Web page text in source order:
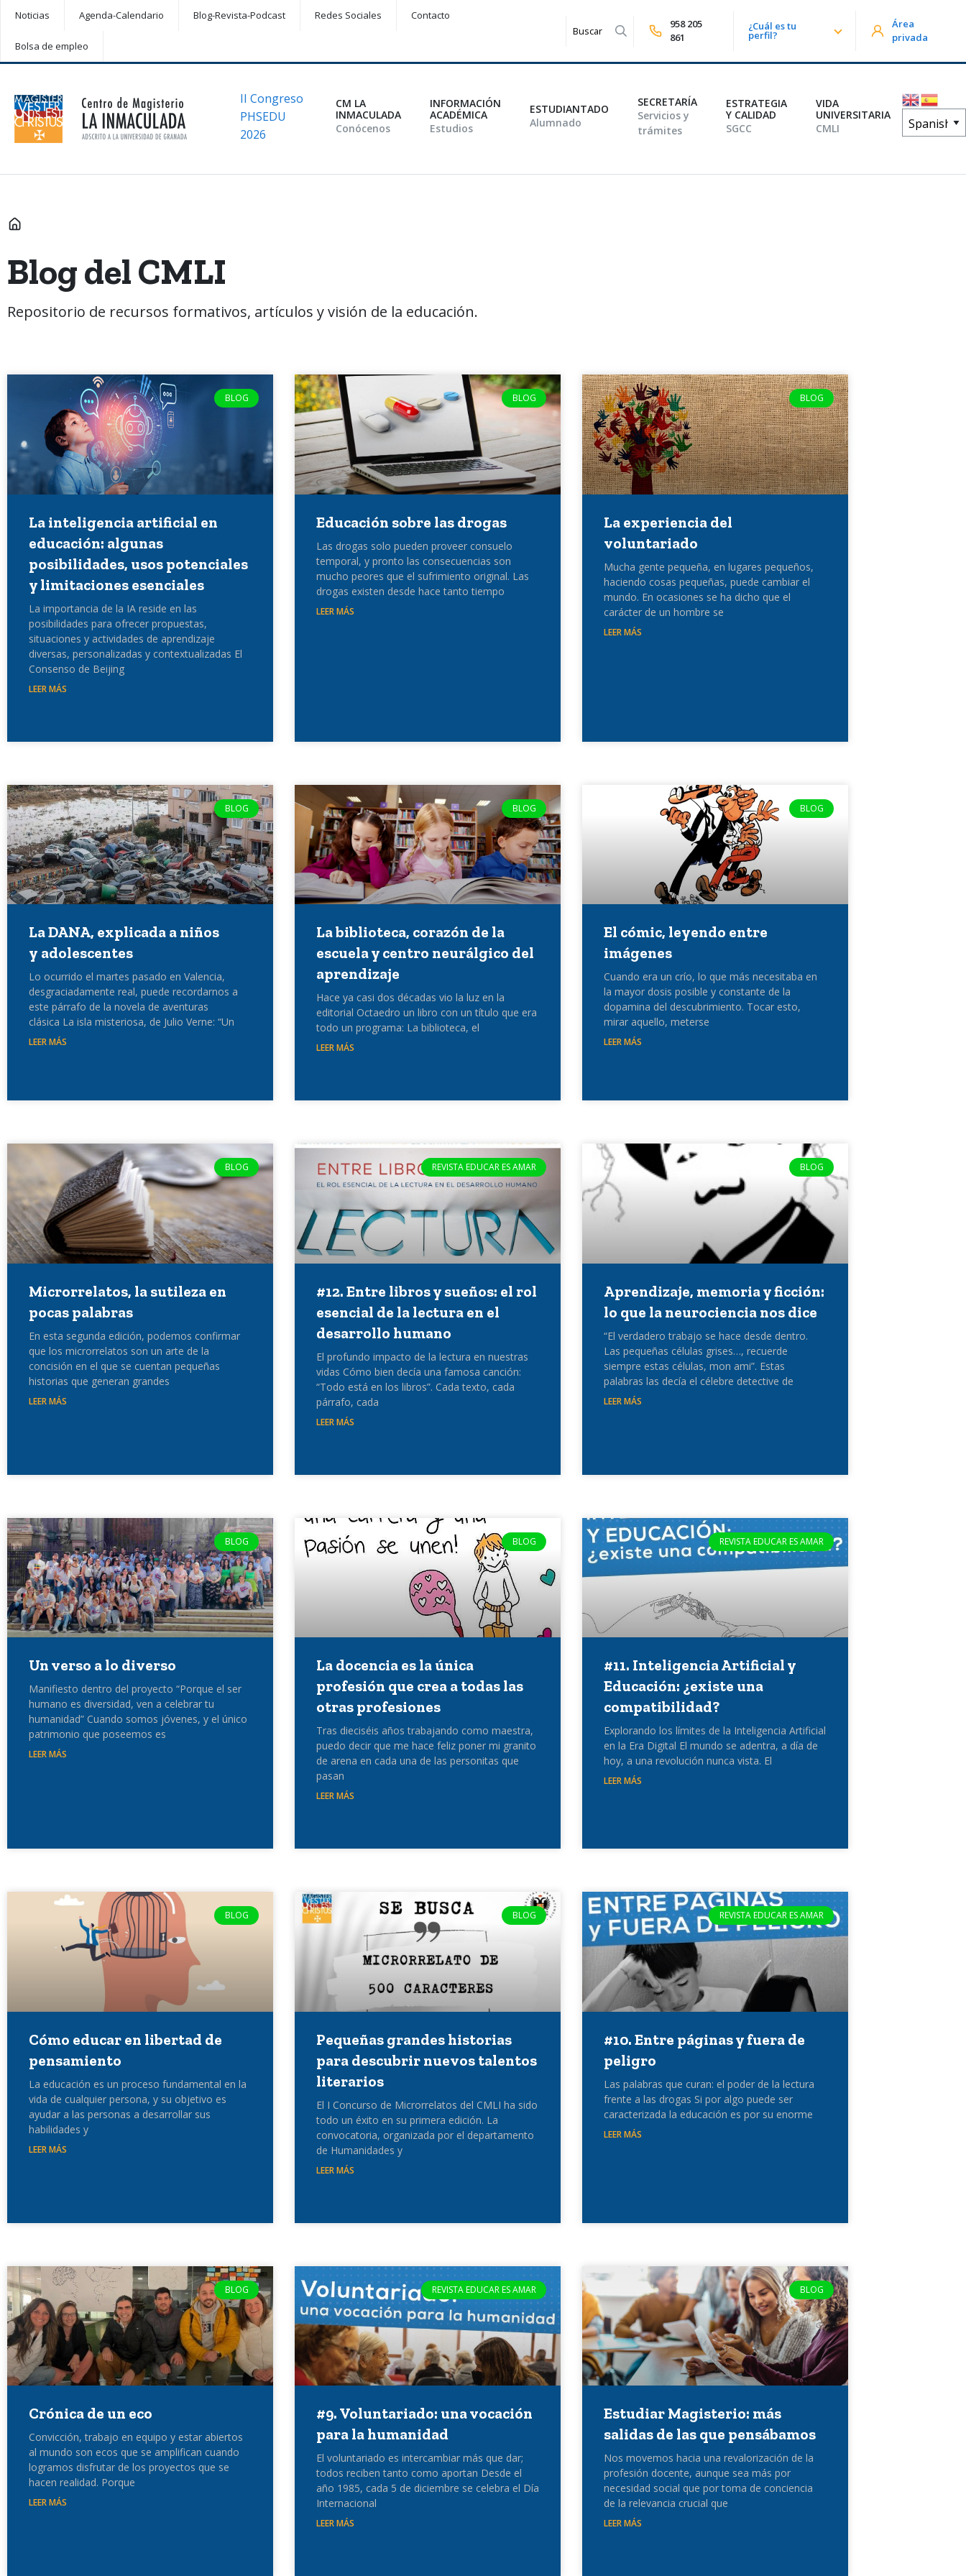
Noticias Agenda-Calendario Blog-Revista-Podcast Redes Sociales Contacto
Bolsa de empleo
Realizar búsqueda
958 205
861
¿Cuál es tu
perfil?
Área
privada
II Congreso
PHSEDU
2026
CM LA
INMACULADA
Conócenos
INFORMACIÓN
ACADÉMICA
Estudios
ESTUDIANTADO
Alumnado
SECRETARÍA
Servicios y
trámites
ESTRATEGIA
Y CALIDAD
SGCC
VIDA
UNIVERSITARIA
CMLI
INICIO
Blog del CMLI
Repositorio de recursos formativos, artículos y visión de la educación.
BLOG
La inteligencia artificial en
educación: algunas
posibilidades, usos potenciales
y limitaciones esenciales
La importancia de la IA reside en las
posibilidades para ofrecer propuestas,
situaciones y actividades de aprendizaje
diversas, personalizadas y contextualizadas El
Consenso de Beijing
LEER MÁS
BLOG
Educación sobre las drogas
Las drogas solo pueden proveer consuelo
temporal, y pronto las consecuencias son
mucho peores que el sufrimiento original. Las
drogas existen desde hace tanto tiempo
LEER MÁS
BLOG
La experiencia del
voluntariado
Mucha gente pequeña, en lugares pequeños,
haciendo cosas pequeñas, puede cambiar el
mundo. En ocasiones se ha dicho que el
carácter de un hombre se
LEER MÁS
BLOG
La DANA, explicada a niños
y adolescentes
Lo ocurrido el martes pasado en Valencia,
desgraciadamente real, puede recordarnos a
este párrafo de la novela de aventuras
clásica La isla misteriosa, de Julio Verne: “Un
LEER MÁS
BLOG
La biblioteca, corazón de la
escuela y centro neurálgico del
aprendizaje
Hace ya casi dos décadas vio la luz en la
editorial Octaedro un libro con un título que era
todo un programa: La biblioteca, el
LEER MÁS
BLOG
El cómic, leyendo entre
imágenes
Cuando era un crío, lo que más necesitaba en
la mayor dosis posible y constante de la
dopamina del descubrimiento. Tocar esto,
mirar aquello, meterse
LEER MÁS
BLOG
Microrrelatos, la sutileza en
pocas palabras
En esta segunda edición, podemos confirmar
que los microrrelatos son un arte de la
concisión en el que se cuentan pequeñas
historias que generan grandes
LEER MÁS
REVISTA EDUCAR ES AMAR
#12. Entre libros y sueños: el rol
esencial de la lectura en el
desarrollo humano
El profundo impacto de la lectura en nuestras
vidas Cómo bien decía una famosa canción:
“Todo está en los libros”. Cada texto, cada
párrafo, cada
LEER MÁS
BLOG
Aprendizaje, memoria y ficción:
lo que la neurociencia nos dice
“El verdadero trabajo se hace desde dentro.
Las pequeñas células grises…, recuerde
siempre estas células, mon ami”. Estas
palabras las decía el célebre detective de
LEER MÁS
BLOG
Un verso a lo diverso
Manifiesto dentro del proyecto “Porque el ser
humano es diversidad, ven a celebrar tu
humanidad” Cuando somos jóvenes, y el único
patrimonio que poseemos es
LEER MÁS
BLOG
La docencia es la única
profesión que crea a todas las
otras profesiones
Tras dieciséis años trabajando como maestra,
puedo decir que me hace feliz poner mi granito
de arena en cada una de las personitas que
pasan
LEER MÁS
REVISTA EDUCAR ES AMAR
#11. Inteligencia Artificial y
Educación: ¿existe una
compatibilidad?
Explorando los límites de la Inteligencia Artificial
en la Era Digital El mundo se adentra, a día de
hoy, a una revolución nunca vista. El
LEER MÁS
BLOG
Cómo educar en libertad de
pensamiento
La educación es un proceso fundamental en la
vida de cualquier persona, y su objetivo es
ayudar a las personas a desarrollar sus
habilidades y
LEER MÁS
BLOG
Pequeñas grandes historias
para descubrir nuevos talentos
literarios
El I Concurso de Microrrelatos del CMLI ha sido
todo un éxito en su primera edición. La
convocatoria, organizada por el departamento
de Humanidades y
LEER MÁS
REVISTA EDUCAR ES AMAR
#10. Entre páginas y fuera de
peligro
Las palabras que curan: el poder de la lectura
frente a las drogas Si por algo puede ser
caracterizada la educación es por su enorme
LEER MÁS
BLOG
Crónica de un eco
Convicción, trabajo en equipo y estar abiertos
al mundo son ecos que se amplifican cuando
logramos disfrutar de los proyectos que se
hacen realidad. Porque
LEER MÁS
REVISTA EDUCAR ES AMAR
#9. Voluntariado: una vocación
para la humanidad
El voluntariado es intercambiar más que dar;
todos reciben tanto como aportan Desde el
año 1985, cada 5 de diciembre se celebra el Día
Internacional
LEER MÁS
BLOG
Estudiar Magisterio: más
salidas de las que pensábamos
Nos movemos hacia una revalorización de la
profesión docente, aunque sea más por
necesidad social que por toma de conciencia
de la relevancia crucial que
LEER MÁS